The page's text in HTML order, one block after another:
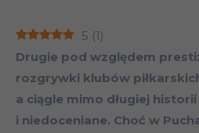
5 (1)
Drugie pod względem
rozgrywki klubów
a ciągle mimo długiej
i niedoceniane. Choć w